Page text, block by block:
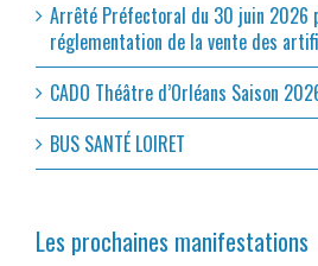
Arrêté Préfectoral du 30 juin 2026
réglementation de la vente des
CADO Théâtre d’Orléans Saison
BUS SANTÉ LOIRET
Les prochaines manifestations